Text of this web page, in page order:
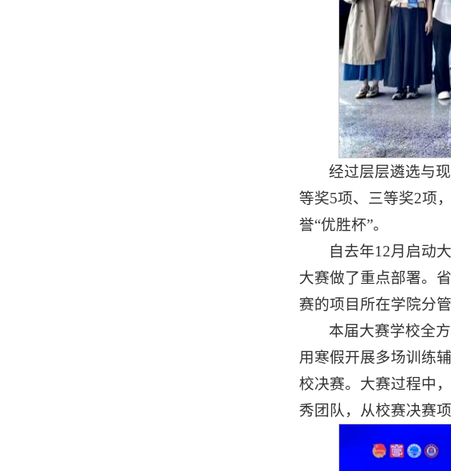
经过层层遴选与
等奖5项、三等奖2项
誉“优胜杯”。
自去年12月启动
大赛做了重点部署。
赛的项目所在学院分
本届大赛学校全
用寒假开展多场训练
校决赛。大赛过程中
秀团队，从校赛决赛